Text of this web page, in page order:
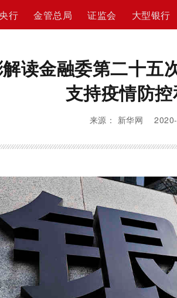
行 金管总局 证监会 大型银行
读金融委第二十五
支持疫情防
来源： 新华网